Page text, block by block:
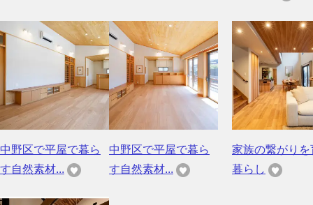
中野区で平屋で暮ら
す自然素材...
中野区で平屋で暮ら
す自然素材...
家族の繋がりを
暮らし